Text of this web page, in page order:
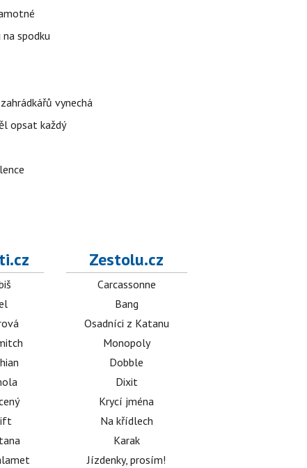
spodku
vynechá
opsat každý
Zestolu.cz
Carcassonne
Bang
Osadníci z Katanu
Monopoly
Dobble
Dixit
Krycí jména
Na křídlech
Karak
Jízdenky, prosím!